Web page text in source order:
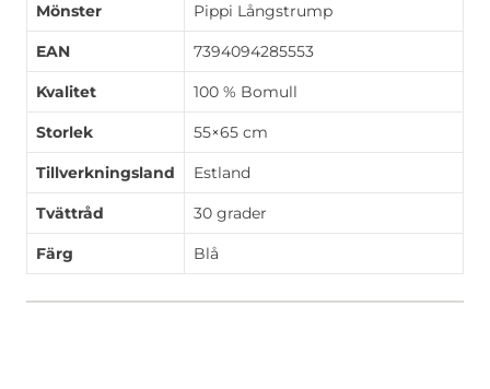
Mönster Pippi Långstrump
EAN 7394094285553
Kvalitet 100 % Bomull
Storlek 55×65 cm
Tillverkningsland Estland
Tvättråd 30 grader
Färg Blå